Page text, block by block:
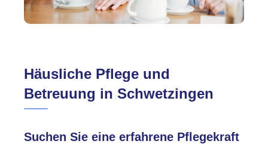
Häusliche Pflege und
Betreuung in Schwetzingen
Suchen Sie eine erfahrene Pflegekraft